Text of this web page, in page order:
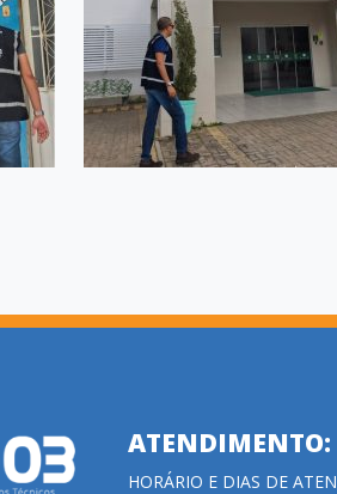
ATENDIMENTO:
HORÁRIO E DIAS DE